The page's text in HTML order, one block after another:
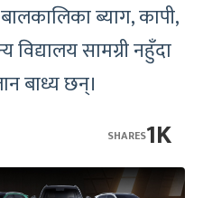
ब्याग, कापी,
सामग्री नहुँदा
बाध्य छन्।
1K
SHARES